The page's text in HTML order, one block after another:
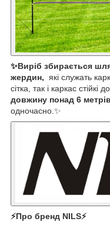
✨Виріб збирається
жердин, які служать
сітка, так і каркас стійкі
довжину понад 6 метрів
одночасно.✨
⚡Про бренд NILS⚡